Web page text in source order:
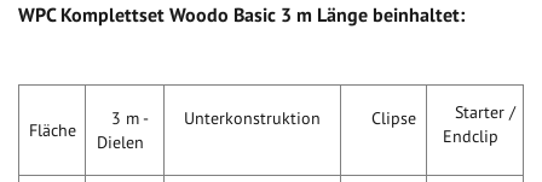
WPC Komplettset Woodo Basic 3 m Länge beinhaltet:
Fläche
3 m -
Dielen
Unterkonstruktion Clipse
Starter /
Endclip